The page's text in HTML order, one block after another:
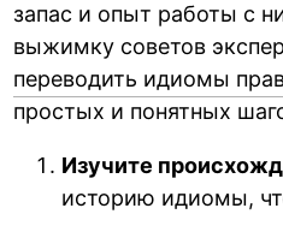
запас и опыт работы с
выжимку советов
переводить идиомы
простых и понятных
Изучите
историю идиомы,